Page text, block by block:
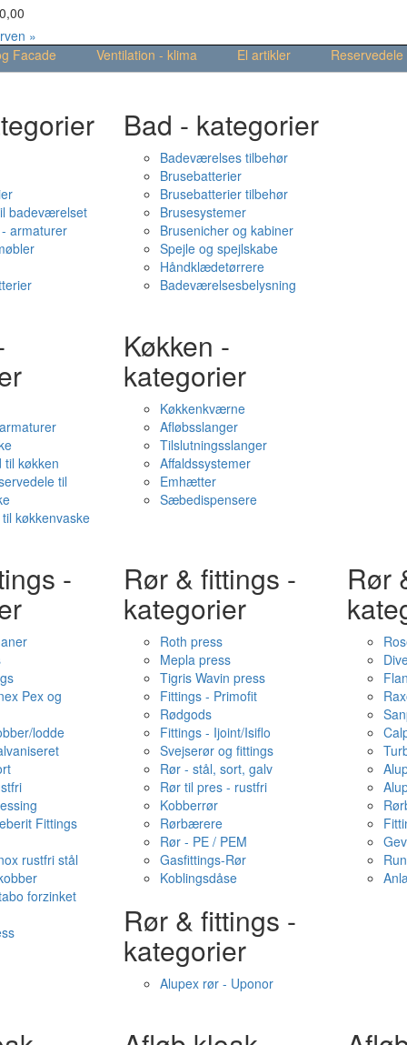
0,00
»
Facade Ventilation - klima El artikler
Reservedele
badeværelset
armaturer
Bad - kategorier
Badeværelses tilbehør
Brusebatterier
Brusebatterier tilbehør
Brusesystemer
Brusenicher og kabiner
Spejle og spejlskabe
Håndklædetørrere
Badeværelsesbelysning
til køkken
til
køkkenvaske
Køkken -
kategorier
Køkkenkværne
Afløbsslanger
Tilslutningsslanger
Affaldssystemer
Emhætter
Sæbedispensere
-
Pex og
lodde
Fittings
rustfri stål
forzinket
Rør & fittings -
kategorier
Roth press
Mepla press
Tigris Wavin press
Fittings - Primofit
Rødgods
Fittings - Ijoint/Isiflo
Svejserør og fittings
Rør - stål, sort, galv
Rør til pres - rustfri
Kobberrør
Rørbærere
Rør - PE / PEM
Gasfittings-Rør
Koblingsdåse
Rør
Rør & fittings -
kategorier
Alupex rør - Uponor